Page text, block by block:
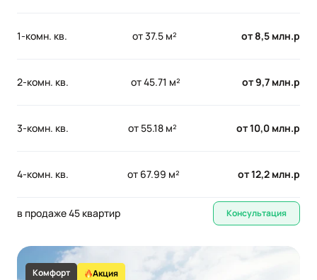
1-комн. кв. от 37.5 м² от 8,5 млн.р
2-комн. кв. от 45.71 м² от 9,7 млн.р
3-комн. кв. от 55.18 м² от 10,0 млн.р
4-комн. кв. от 67.99 м² от 12,2 млн.р
в продаже 45 квартир Консультация
Комфорт Акция